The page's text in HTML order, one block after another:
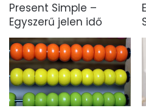
Present Simple –
Egyszerű jelen idő